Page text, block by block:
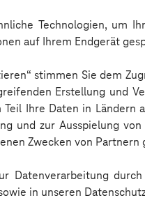
Technologien, um
auf Ihrem Endgerät
stimmen Sie dem
Erstellung und
Ihre Daten in Ländern
und zur Ausspielung
Zwecken von
Datenverarbeitung
in unseren